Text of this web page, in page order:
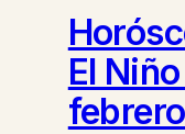
El